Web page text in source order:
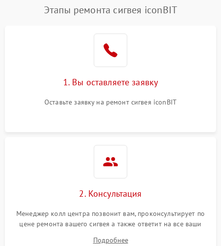
Этапы ремонта сигвея iconBIT
1. Вы оставляете заявку
Оставьте заявку на ремонт сигвея iconBIT
2. Консультация
Менеджер колл центра позвонит вам, проконсультирует по
цене ремонта вашего сигвея а также ответит на все ваши
Подробнее